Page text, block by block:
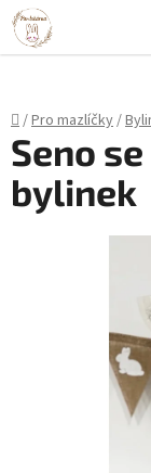
Přejít
Domů
/Pro mazlíčky/
Seno
bylinek